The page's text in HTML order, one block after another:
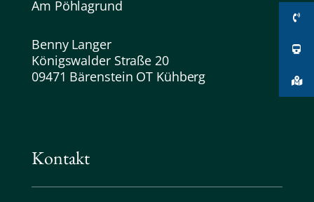
Am Pöhlagrund
Benny Langer
Königswalder Straße 20
09471 Bärenstein OT Kühberg
Kontakt